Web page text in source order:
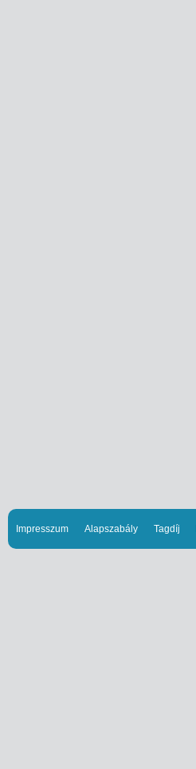
Impresszum Alapszabály Tagdíj